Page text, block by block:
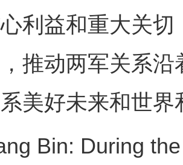
利益和重大关
推动两军关系
美好未来和世
Bin: During the